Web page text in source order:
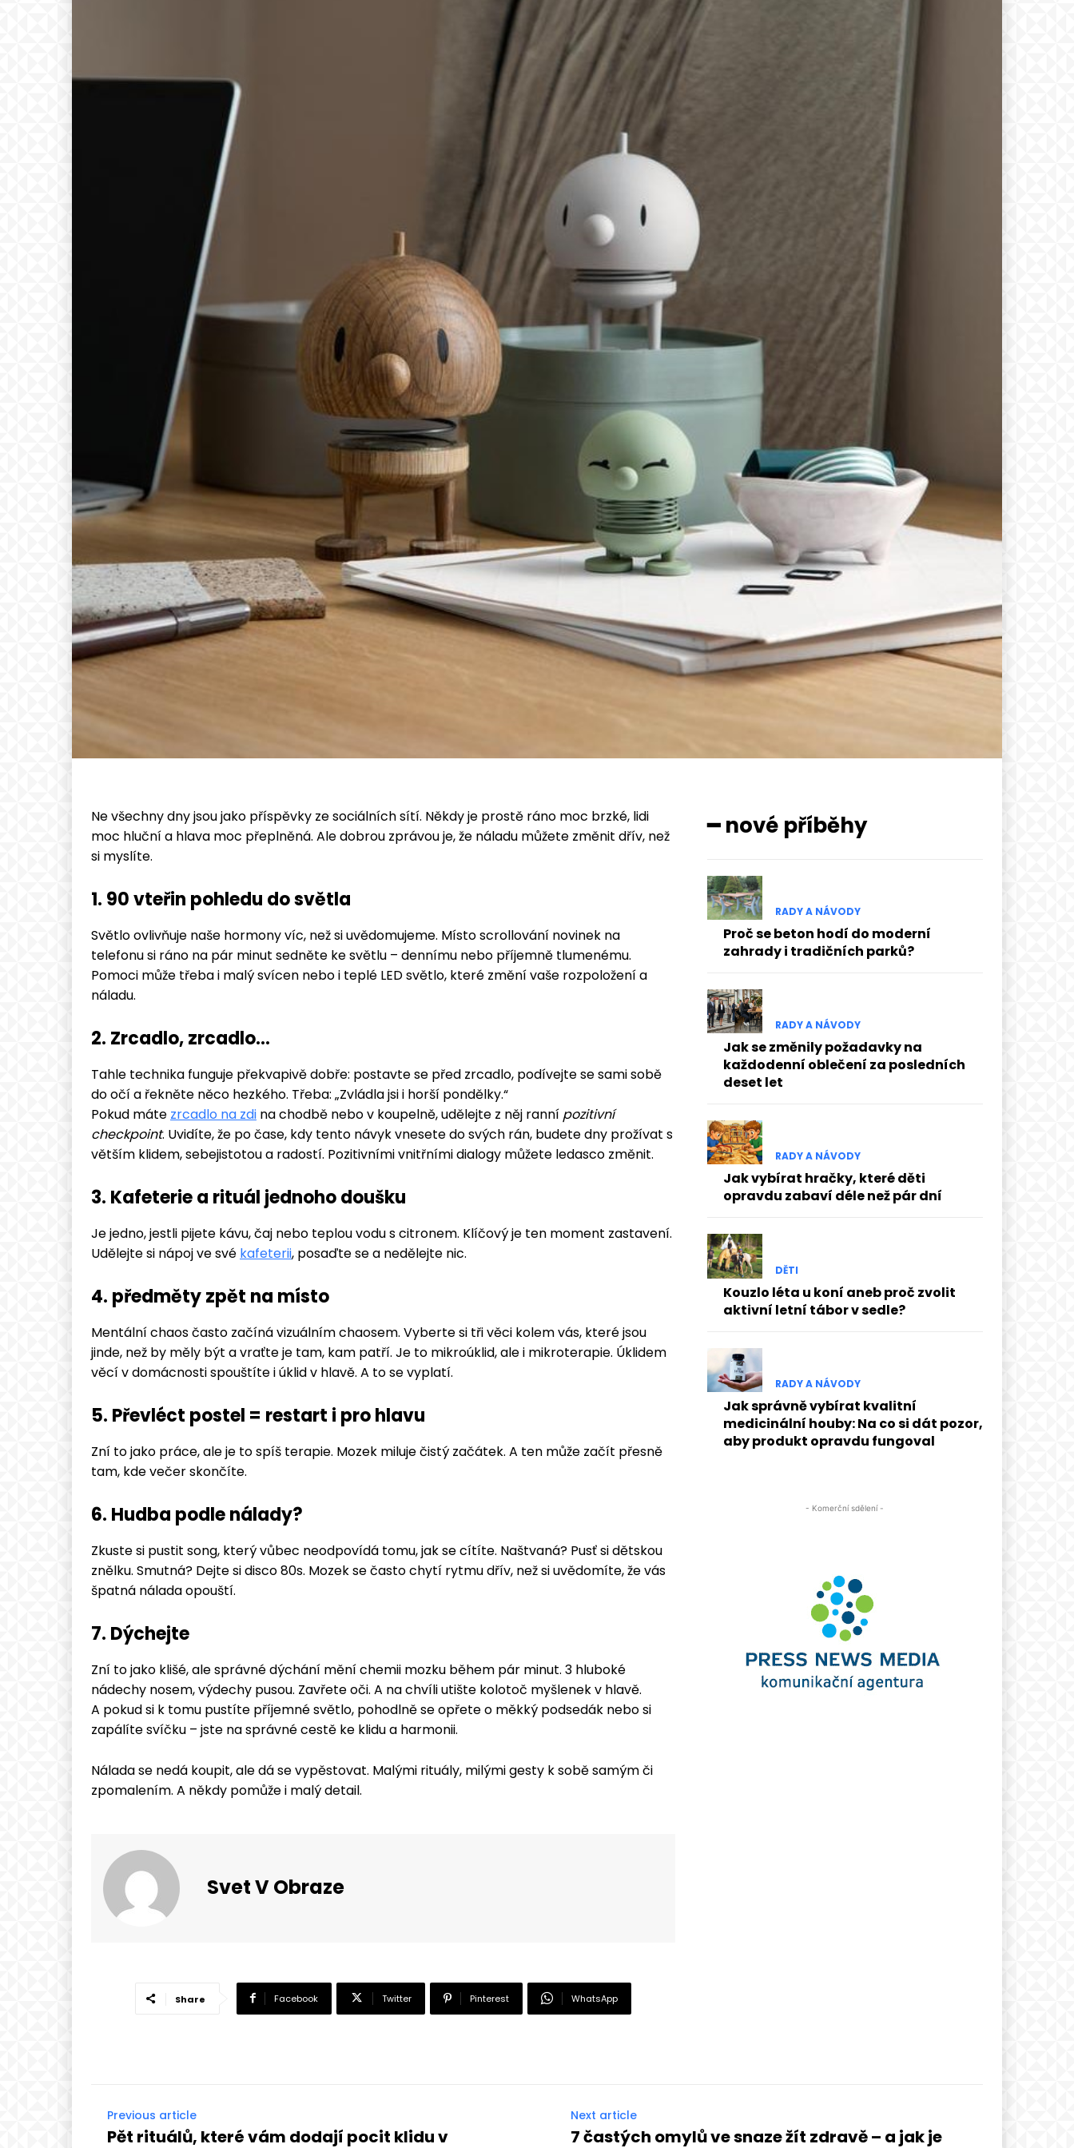
Ne všechny dny jsou jako příspěvky ze sociálních sítí. Někdy je prostě ráno moc brzké, lidi
moc hluční a hlava moc přeplněná. Ale dobrou zprávou je, že náladu můžete změnit dřív, než
si myslíte.
1. 90 vteřin pohledu do světla
Světlo ovlivňuje naše hormony víc, než si uvědomujeme. Místo scrollování novinek na
telefonu si ráno na pár minut sedněte ke světlu – dennímu nebo příjemně tlumenému.
Pomoci může třeba i malý svícen nebo i teplé LED světlo, které změní vaše rozpoložení a
náladu.
2. Zrcadlo, zrcadlo…
Tahle technika funguje překvapivě dobře: postavte se před zrcadlo, podívejte se sami sobě
do očí a řekněte něco hezkého. Třeba: „Zvládla jsi i horší pondělky.“
Pokud máte zrcadlo na zdi na chodbě nebo v koupelně, udělejte z něj ranní pozitivní
checkpoint. Uvidíte, že po čase, kdy tento návyk vnesete do svých rán, budete dny prožívat s
větším klidem, sebejistotou a radostí. Pozitivními vnitřními dialogy můžete ledasco změnit.
3. Kafeterie a rituál jednoho doušku
Je jedno, jestli pijete kávu, čaj nebo teplou vodu s citronem. Klíčový je ten moment zastavení.
Udělejte si nápoj ve své kafeterii, posaďte se a nedělejte nic.
4. předměty zpět na místo
Mentální chaos často začíná vizuálním chaosem. Vyberte si tři věci kolem vás, které jsou
jinde, než by měly být a vraťte je tam, kam patří. Je to mikroúklid, ale i mikroterapie. Úklidem
věcí v domácnosti spouštíte i úklid v hlavě. A to se vyplatí.
5. Převléct postel = restart i pro hlavu
Zní to jako práce, ale je to spíš terapie. Mozek miluje čistý začátek. A ten může začít přesně
tam, kde večer skončíte.
6. Hudba podle nálady?
Zkuste si pustit song, který vůbec neodpovídá tomu, jak se cítíte. Naštvaná? Pusť si dětskou
znělku. Smutná? Dejte si disco 80s. Mozek se často chytí rytmu dřív, než si uvědomíte, že vás
špatná nálada opouští.
7. Dýchejte
Zní to jako klišé, ale správné dýchání mění chemii mozku během pár minut. 3 hluboké
nádechy nosem, výdechy pusou. Zavřete oči. A na chvíli utište kolotoč myšlenek v hlavě.
A pokud si k tomu pustíte příjemné světlo, pohodlně se opřete o měkký podsedák nebo si
zapálíte svíčku – jste na správné cestě ke klidu a harmonii.
Nálada se nedá koupit, ale dá se vypěstovat. Malými rituály, milými gesty k sobě samým či
zpomalením. A někdy pomůže i malý detail.
Svet V Obraze
Share Facebook Twitter Pinterest WhatsApp
━ nové příběhy
RADY A NÁVODY
Proč se beton hodí do moderní
zahrady i tradičních parků?
RADY A NÁVODY
Jak se změnily požadavky na
každodenní oblečení za posledních
deset let
RADY A NÁVODY
Jak vybírat hračky, které děti
opravdu zabaví déle než pár dní
DĚTI
Kouzlo léta u koní aneb proč zvolit
aktivní letní tábor v sedle?
RADY A NÁVODY
Jak správně vybírat kvalitní
medicinální houby: Na co si dát pozor,
aby produkt opravdu fungoval
- Komerční sdělení -
Previous article
Pět rituálů, které vám dodají pocit klidu v
Next article
7 častých omylů ve snaze žít zdravě – a jak je